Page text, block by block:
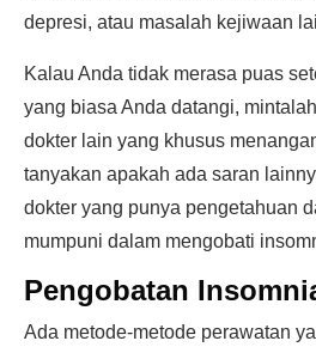
depresi, atau masalah kejiwaan
Kalau Anda tidak merasa puas
yang biasa Anda datangi,
dokter lain yang khusus
tanyakan apakah ada saran
dokter yang punya pengetahuan
mumpuni dalam mengobati
Pengobatan
Ada metode-metode perawatan